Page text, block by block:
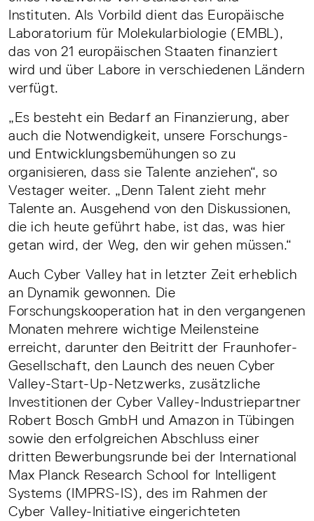
Instituten. Als Vorbild dient das Europäische
Laboratorium für Molekularbiologie (EMBL),
das von 21 europäischen Staaten finanziert
wird und über Labore in verschiedenen Ländern
verfügt.
„Es besteht ein Bedarf an Finanzierung, aber
auch die Notwendigkeit, unsere Forschungs-
und Entwicklungsbemühungen so zu
organisieren, dass sie Talente anziehen“, so
Vestager weiter. „Denn Talent zieht mehr
Talente an. Ausgehend von den Diskussionen,
die ich heute geführt habe, ist das, was hier
getan wird, der Weg, den wir gehen müssen.“
Auch Cyber Valley hat in letzter Zeit erheblich
an Dynamik gewonnen. Die
Forschungskooperation hat in den vergangenen
Monaten mehrere wichtige Meilensteine
erreicht, darunter den Beitritt der Fraunhofer-
Gesellschaft, den Launch des neuen Cyber
Valley-Start-Up-Netzwerks, zusätzliche
Investitionen der Cyber Valley-Industriepartner
Robert Bosch GmbH und Amazon in Tübingen
sowie den erfolgreichen Abschluss einer
dritten Bewerbungsrunde bei der International
Max Planck Research School for Intelligent
Systems (IMPRS-IS), des im Rahmen der
Cyber Valley-Initiative eingerichteten